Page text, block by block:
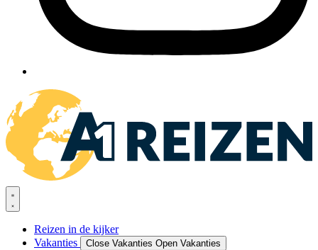
Reizen in de kijker
Vakanties
Close Vakanties Open Vakanties